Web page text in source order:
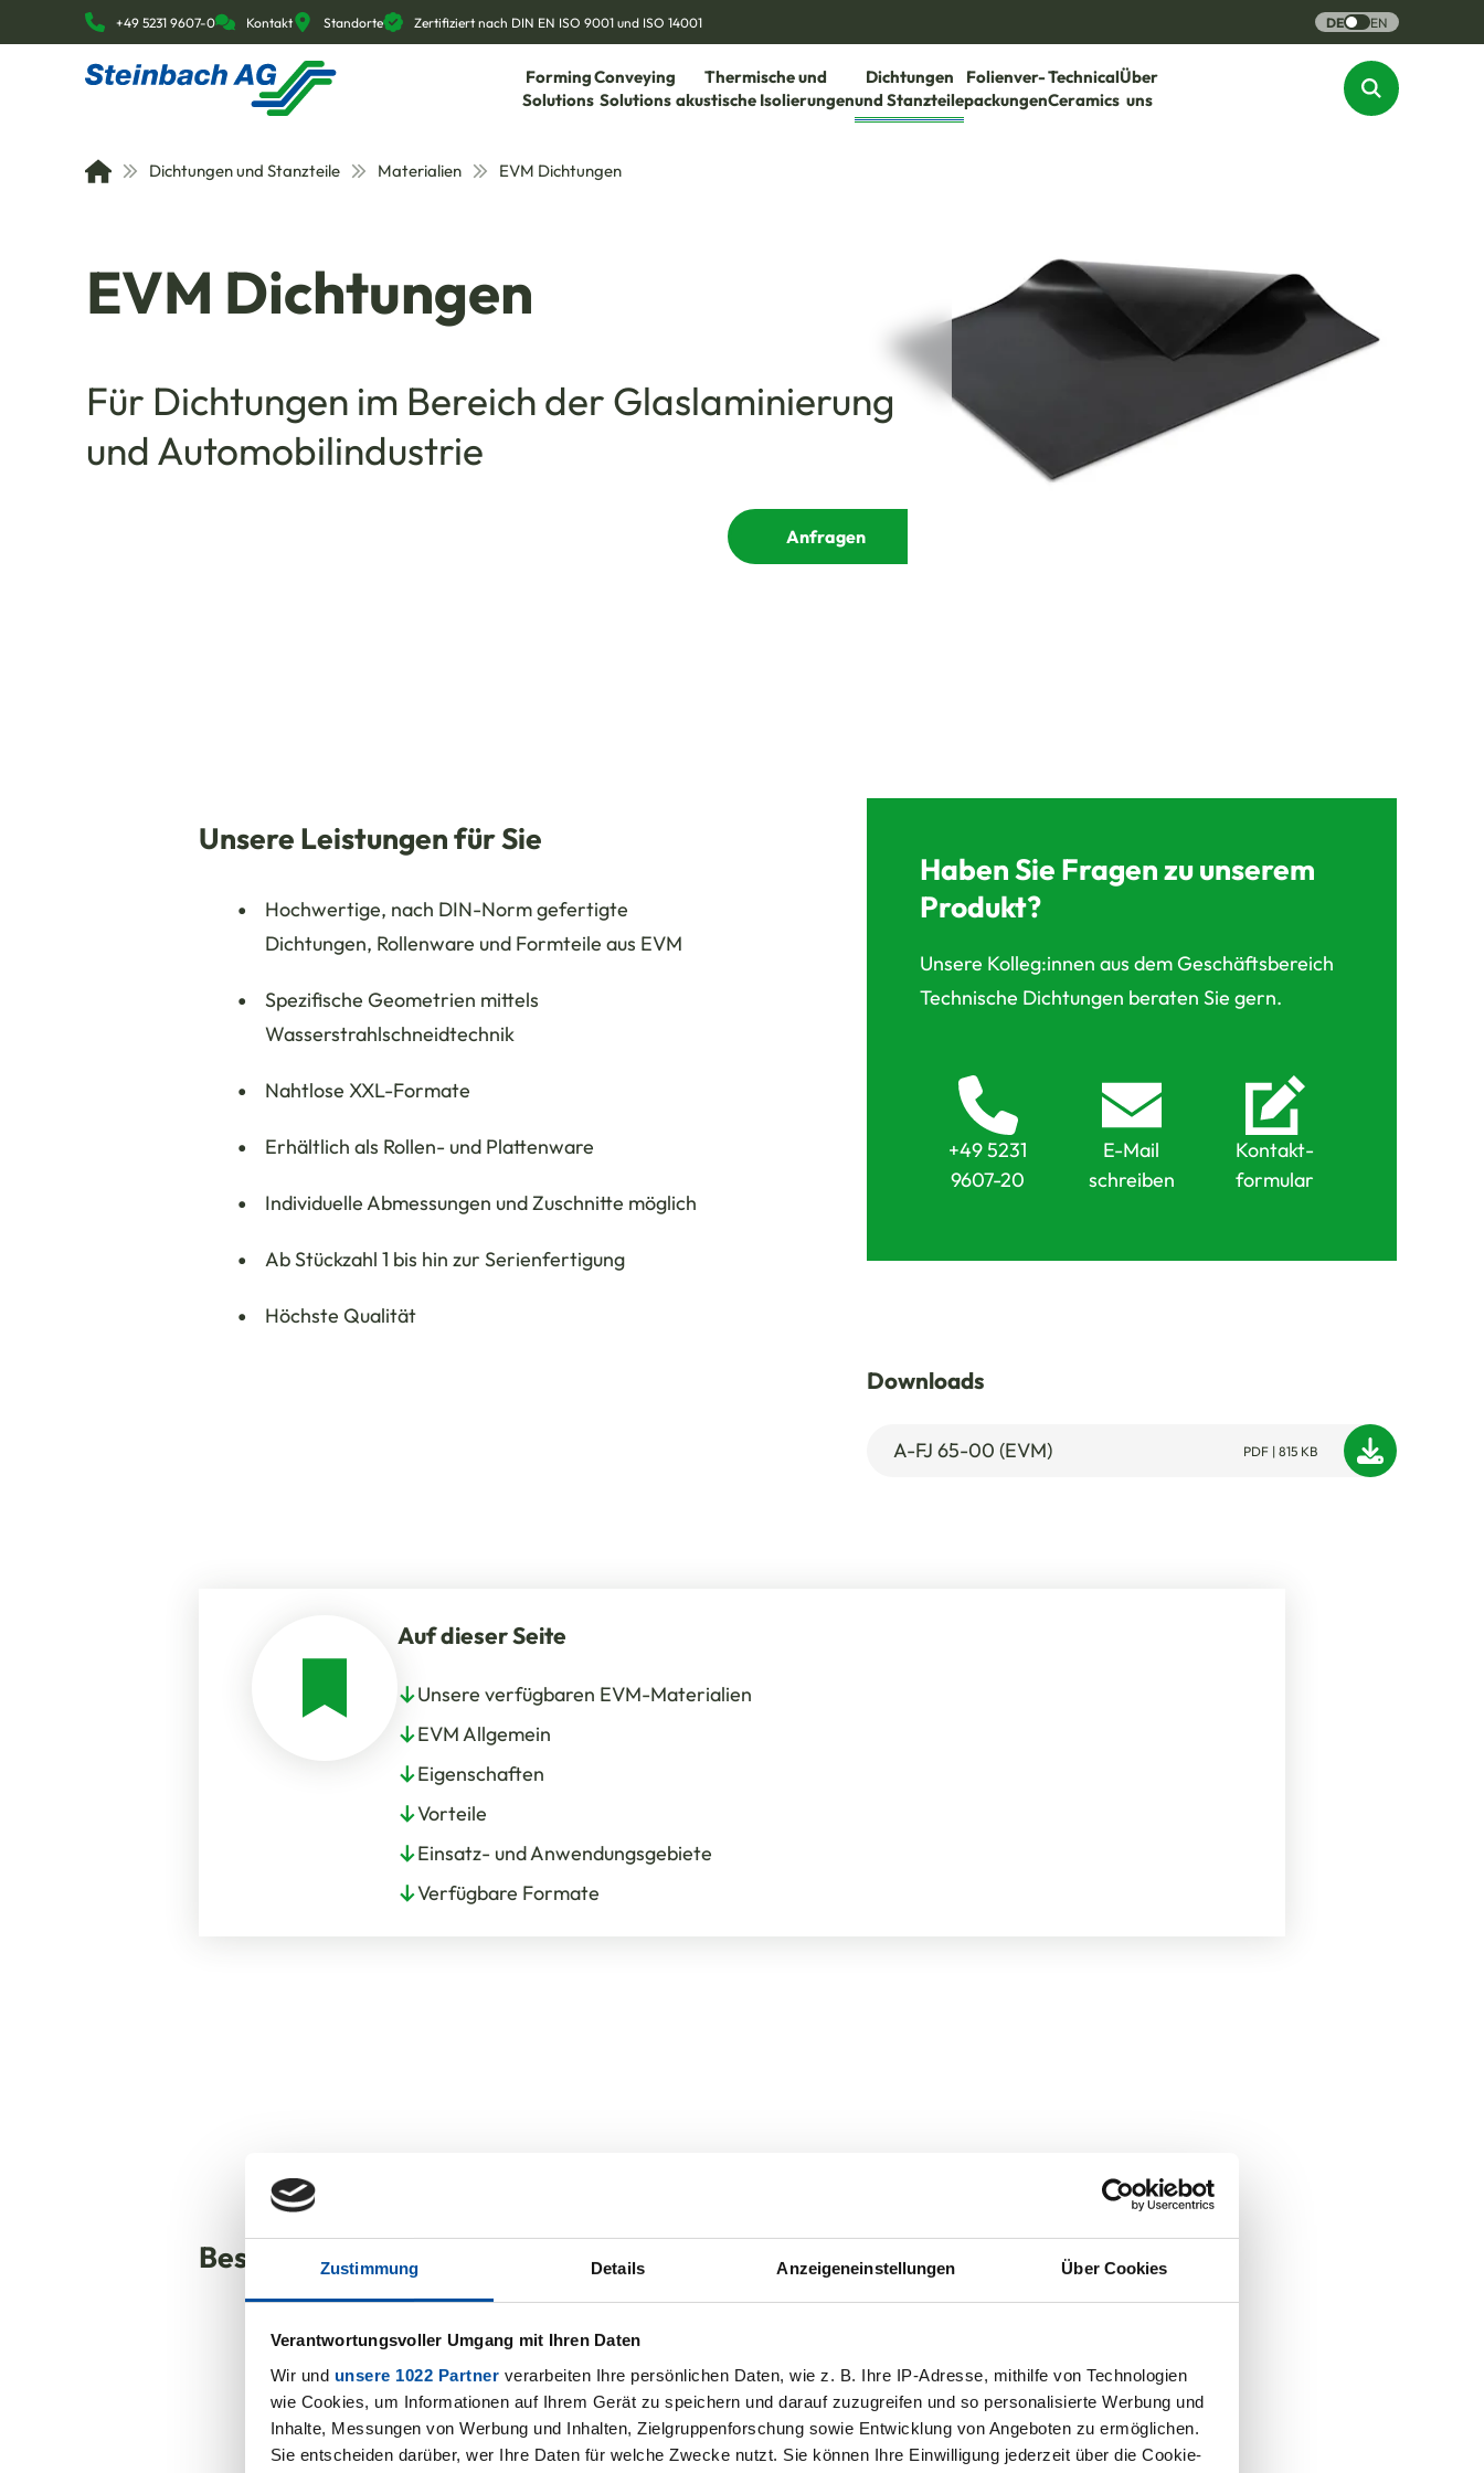
Zustimmung Details Anzeigeneinstellungen Über Cookies
Verantwortungsvoller Umgang mit Ihren Daten
Wir und unsere 1022 Partner verarbeiten Ihre persönlichen Daten, wie z. B. Ihre IP-Adresse, mithilfe von Technologien
wie Cookies, um Informationen auf Ihrem Gerät zu speichern und darauf zuzugreifen und so personalisierte Werbung und
Inhalte, Messungen von Werbung und Inhalten, Zielgruppenforschung sowie Entwicklung von Angeboten zu ermöglichen.
Sie entscheiden darüber, wer Ihre Daten für welche Zwecke nutzt. Sie können Ihre Einwilligung jederzeit über die Cookie-
+49 5231 9607-0 Kontakt Standorte Zertifiziert nach DIN EN ISO 9001 und ISO 14001 DE EN
Forming
Solutions
Conveying
Solutions
Thermische und
akustische Isolierungen
Dichtungen
und Stanzteile
Folienver-
packungen
Technical
Ceramics
Über
uns
Dichtungen und Stanzteile Materialien EVM Dichtungen
EVM Dichtungen
Für Dichtungen im Bereich der Glaslaminierung
und Automobilindustrie
Anfragen
Unsere Leistungen für Sie
Hochwertige, nach DIN-Norm gefertigte
Dichtungen, Rollenware und Formteile aus EVM
Spezifische Geometrien mittels
Wasserstrahlschneidtechnik
Nahtlose XXL-Formate
Erhältlich als Rollen- und Plattenware
Individuelle Abmessungen und Zuschnitte möglich
Ab Stückzahl 1 bis hin zur Serienfertigung
Höchste Qualität
Haben Sie Fragen zu unserem
Produkt?
Unsere Kolleg:innen aus dem Geschäftsbereich
Technische Dichtungen beraten Sie gern.
+49 5231
9607-20
E-Mail
schreiben
Kontakt-
formular
Downloads
A-FJ 65-00 (EVM) PDF | 815 KB
Auf dieser Seite
Unsere verfügbaren EVM-Materialien
EVM Allgemein
Eigenschaften
Vorteile
Einsatz- und Anwendungsgebiete
Verfügbare Formate
Beständigkeiten